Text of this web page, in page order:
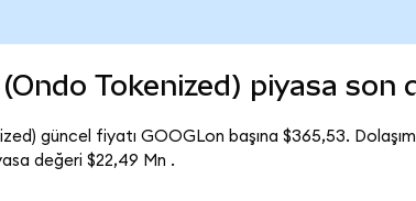
Tokenized) piyasa son
güncel fiyatı GOOGLon başına $365,53.
değeri $22,49 Mn .